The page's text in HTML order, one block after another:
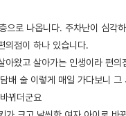
으로 나옵니다. 주차난이 심각
의점이 하나 있습니다.
아왔고 살아가는 인생이라 편
술 이렇게 매일 가다보니
뀌더군요